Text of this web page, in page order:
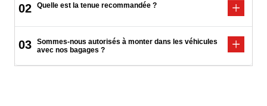
02 Quelle est la tenue recommandée ?
03
Sommes-nous autorisés à monter dans les véhicules
avec nos bagages ?